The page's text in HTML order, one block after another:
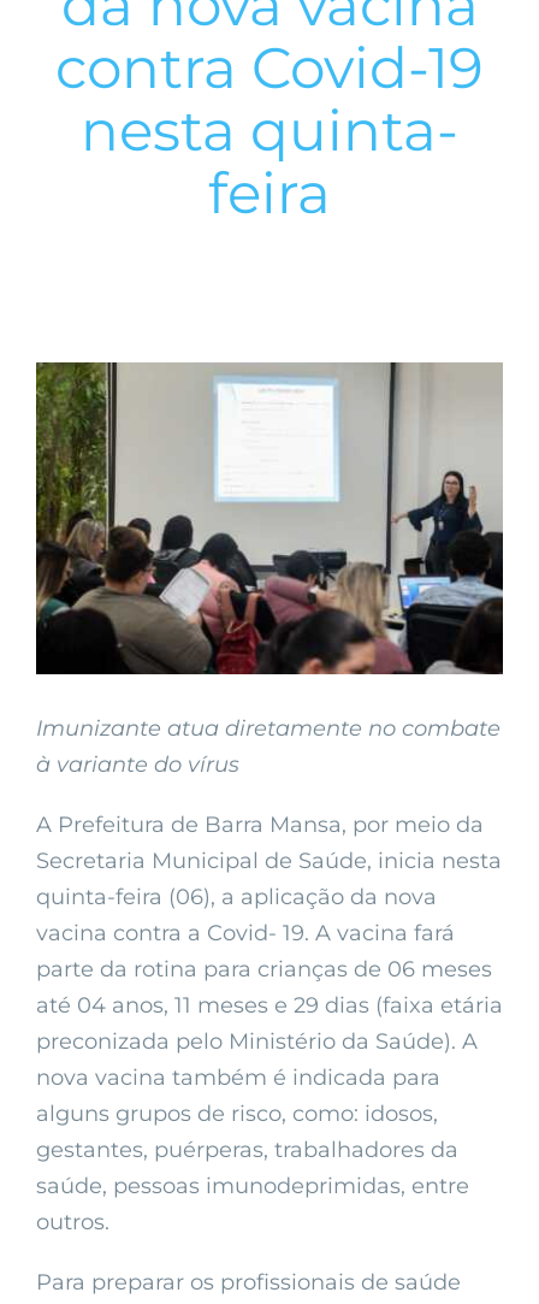
contra Covid-19
nesta quinta-
feira
View
Larger
Image
Imunizante atua diretamente no combate
à variante do vírus
A Prefeitura de Barra Mansa, por meio da
Secretaria Municipal de Saúde, inicia nesta
quinta-feira (06), a aplicação da nova
vacina contra a Covid- 19. A vacina fará
parte da rotina para crianças de 06 meses
até 04 anos, 11 meses e 29 dias (faixa etária
preconizada pelo Ministério da Saúde). A
nova vacina também é indicada para
alguns grupos de risco, como: idosos,
gestantes, puérperas, trabalhadores da
saúde, pessoas imunodeprimidas, entre
outros.
Para preparar os profissionais de saúde